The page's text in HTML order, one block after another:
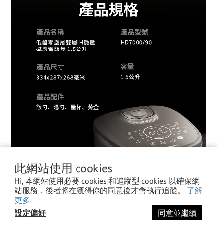
此網站使用 cookies
Hi, 本網站使用必要 cookies 和追蹤型 cookies 以確保網
站服務，後者將在獲得你的同意後才會執行追蹤。 了解
更多
設定偏好
同意並繼續